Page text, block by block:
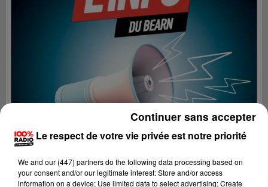
Le respect de votre vie privée est notre priorité
We and our (447) partnersdo the following data processing based on
your consent and/or our legitimate interest: Store and/or access
information on a device; Use limited data to select advertising; Create
Continuer sans accepter